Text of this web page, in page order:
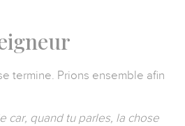
termine. Prions ensemble afin
car, quand tu parles, la chose